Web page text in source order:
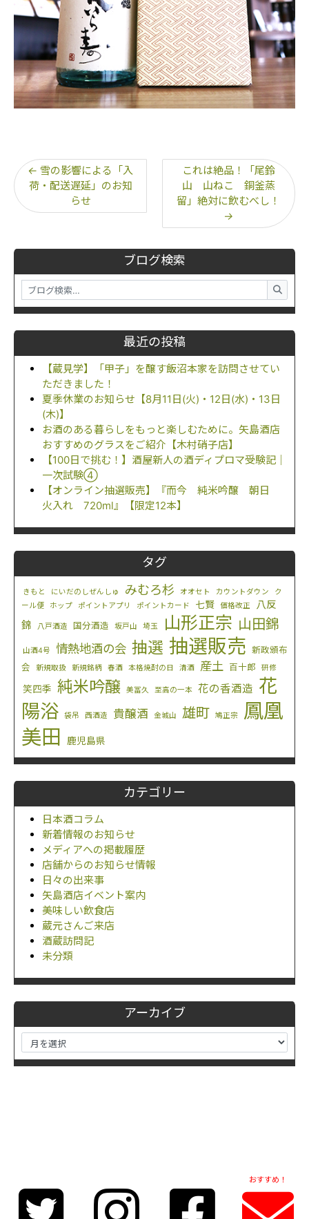
ブログ検索
最近の投稿
【蔵見学】「甲子」を醸す飯沼本家を訪問させてい
ただきました！
夏季休業のお知らせ【8月11日(火)・12日(水)・13日
(木)】
お酒のある暮らしをもっと楽しむために。矢島酒店
おすすめのグラスをご紹介【木村硝子店】
【100日で挑む！】酒屋新人の酒ディプロマ受験記｜
一次試験④
【オンライン抽選販売】『而今 純米吟醸 朝日
火入れ 720ml』【限定12本】
タグ
きもと にいだのしぜんしゅ みむろ杉 オオセト カウントダウン
ク
ール便
ホップ ポイントアプリ ポイントカード 七賢 価格改正
八反
錦
八戸酒造 国分酒造 坂戸山 埼玉 山形正宗 山田錦
山酒4号 情熱地酒の会 抽選 抽選販売 新政頒布
会
新規取扱 新規銘柄 春酒 本格焼酎の日 清酒 産土 百十郎 研修
笑四季 純米吟醸 美冨久 至高の一本 花の香酒造 花
陽浴
袋吊 西酒造 貴醸酒 金城山 雄町 鳩正宗
鳳凰
美田
鹿児島県
カテゴリー
日本酒コラム
新着情報のお知らせ
メディアへの掲載履歴
店舗からのお知らせ情報
日々の出来事
矢島酒店イベント案内
美味しい飲食店
蔵元さんご来店
酒蔵訪問記
未分類
アーカイブ
← 雪の影響による「入
荷・配送遅延」のお知
らせ
これは絶品！「尾鈴
山 山ねこ 銅釜蒸
留」絶対に飲むべし！
→
おすすめ！